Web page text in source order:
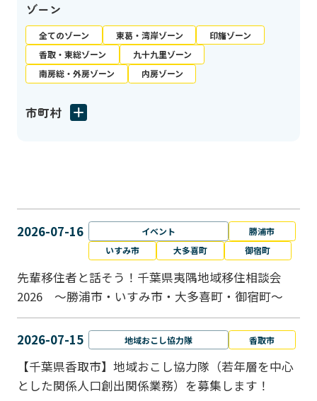
ゾーン
全てのゾーン 東葛・湾岸ゾーン
印旛ゾーン
香取・東総ゾーン
九十九里ゾーン
南房総・外房ゾーン
内房ゾーン
市町村
2026-07-16 イベント
勝浦市
いすみ市
大多喜町 御宿町
先輩移住者と話そう！千葉県夷隅地域移住相談会
2026 ～勝浦市・いすみ市・大多喜町・御宿町～
2026-07-15 地域おこし協力隊 香取市
【千葉県香取市】地域おこし協力隊（若年層を中心
とした関係人口創出関係業務）を募集します！